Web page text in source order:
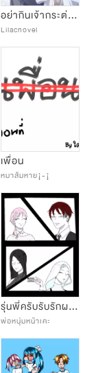
อย่ากินเจ้ากระต่ายนะ!
Lilacnovel
เพื่อน
หมาส้มหาย¡-¡
รุ่น​พี่ครับ​รับรักผมที
พ่อหนุ่ม​หน้าเคะ